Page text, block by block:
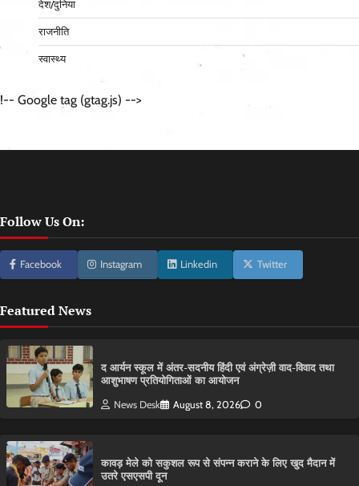
देश/दुनिया
राजनीति
स्वास्थ्य
!-- Google tag (gtag.js) -->
Follow Us On:
Facebook Instagram Linkedin Twitter
Featured News
द आर्यन स्कूल में अंतर-सदनीय हिंदी एवं अंग्रेज़ी वाद-विवाद तथा
आशुभाषण प्रतियोगिताओं का आयोजन
News Desk August 8, 2026 0
कावड़ मेले को सकुशल रूप से संपन्न कराने के लिए खुद मैदान में
उतरे एसएसपी दून